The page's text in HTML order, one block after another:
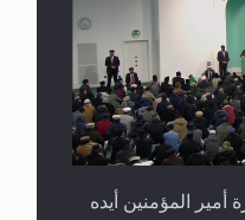
المؤمنين أيده